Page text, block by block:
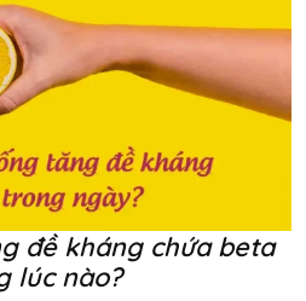
đề kháng chứa beta
lúc nào?